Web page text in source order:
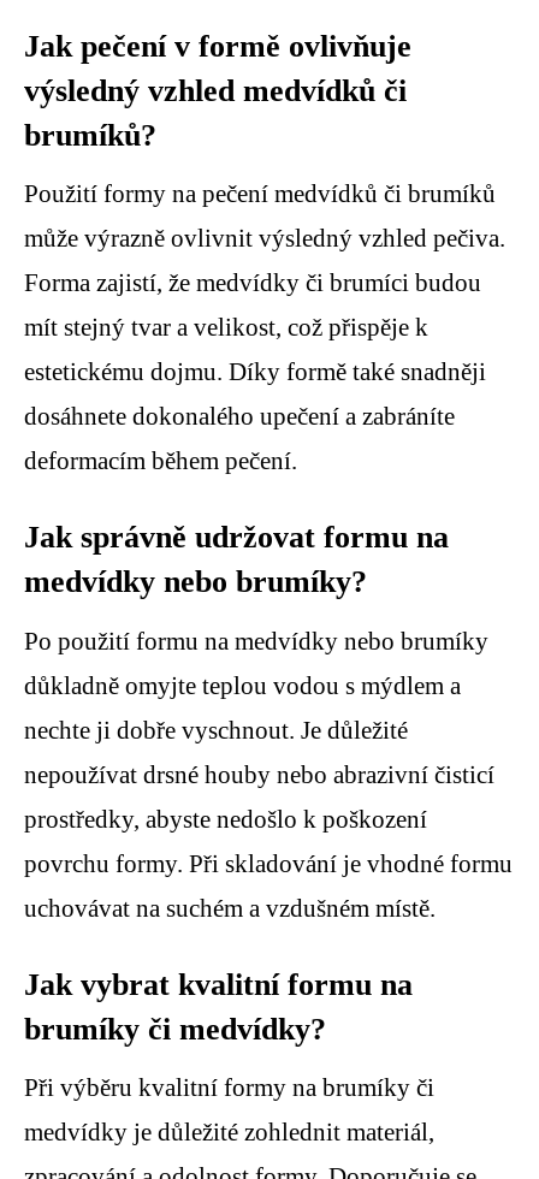
Jak pečení v formě ovlivňuje
výsledný vzhled medvídků či
brumíků?
Použití formy na pečení medvídků či brumíků
může výrazně ovlivnit výsledný vzhled pečiva.
Forma zajistí, že medvídky či brumíci budou
mít stejný tvar a velikost, což přispěje k
estetickému dojmu. Díky formě také snadněji
dosáhnete dokonalého upečení a zabráníte
deformacím během pečení.
Jak správně udržovat formu na
medvídky nebo brumíky?
Po použití formu na medvídky nebo brumíky
důkladně omyjte teplou vodou s mýdlem a
nechte ji dobře vyschnout. Je důležité
nepoužívat drsné houby nebo abrazivní čisticí
prostředky, abyste nedošlo k poškození
povrchu formy. Při skladování je vhodné formu
uchovávat na suchém a vzdušném místě.
Jak vybrat kvalitní formu na
brumíky či medvídky?
Při výběru kvalitní formy na brumíky či
medvídky je důležité zohlednit materiál,